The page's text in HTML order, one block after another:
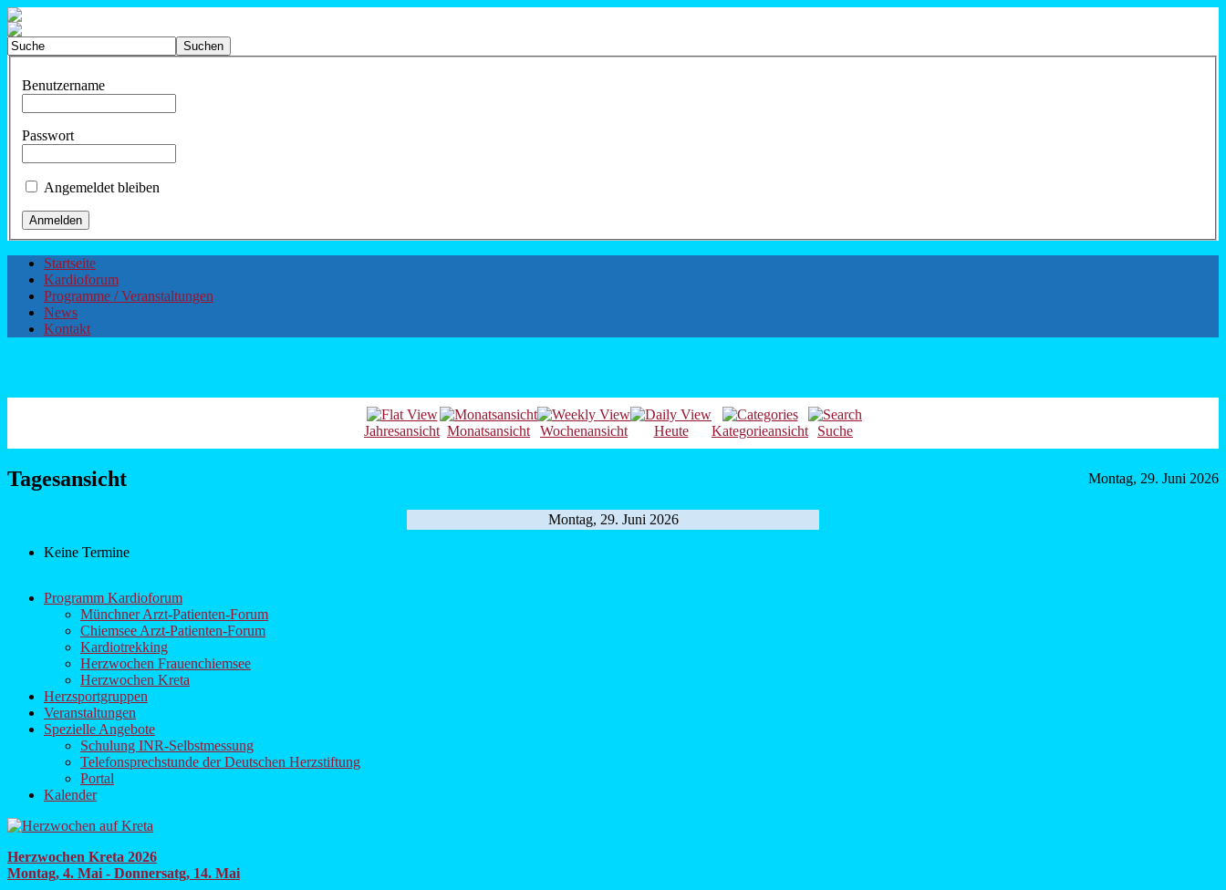
Benutzername
Passwort
Angemeldet bleiben
Startseite
Kardioforum
Programme / Veranstaltungen
News
Kontakt
Jahresansicht Monatsansicht Wochenansicht Heute Kategorieansicht Suche
Tagesansicht Montag, 29. Juni 2026
Montag, 29. Juni 2026
Keine Termine
Programm Kardioforum
Münchner Arzt-Patienten-Forum
Chiemsee Arzt-Patienten-Forum
Kardiotrekking
Herzwochen Frauenchiemsee
Herzwochen Kreta
Herzsportgruppen
Veranstaltungen
Spezielle Angebote
Schulung INR-Selbstmessung
Telefonsprechstunde der Deutschen Herzstiftung
Portal
Kalender
Herzwochen Kreta 2026
Montag, 4. Mai - Donnersatg, 14. Mai